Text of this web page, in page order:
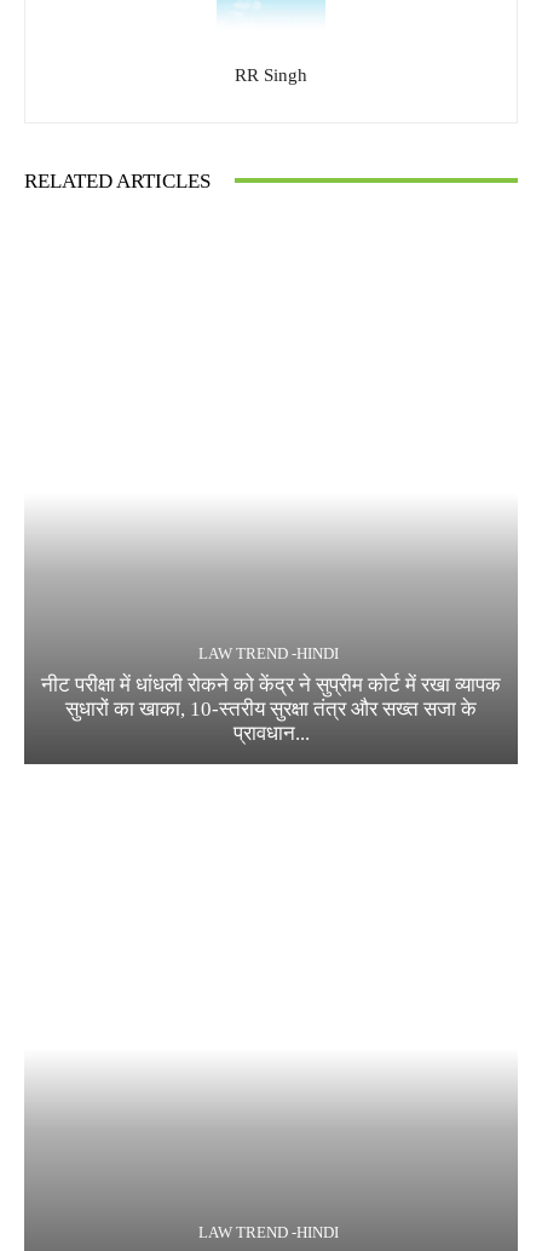
RR Singh
RELATED ARTICLES
LAW TREND -HINDI
नीट परीक्षा में धांधली रोकने को केंद्र ने सुप्रीम कोर्ट में रखा व्यापक
सुधारों का खाका, 10-स्तरीय सुरक्षा तंत्र और सख्त सजा के
प्रावधान...
LAW TREND -HINDI